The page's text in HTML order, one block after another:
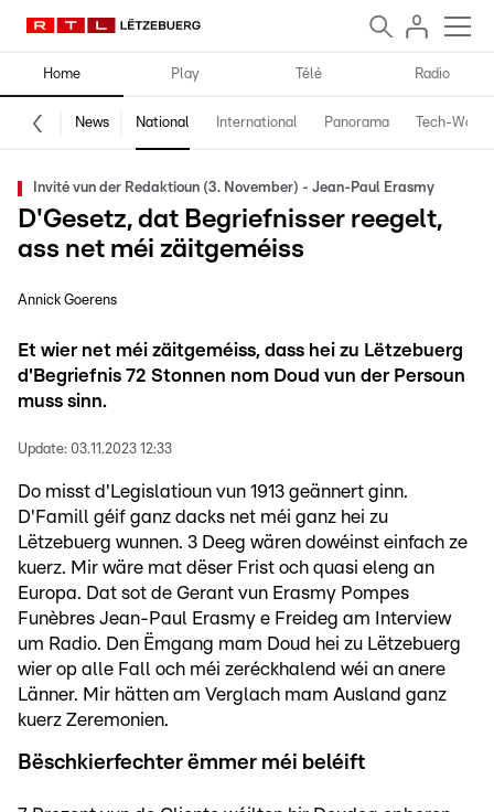
Home Play Télé Radio
News National International Panorama Tech-World
Invité vun der Redaktioun (3. November) - Jean-Paul Erasmy
D'Gesetz, dat Begriefnisser reegelt,
ass net méi zäitgeméiss
Annick Goerens
Et wier net méi zäitgeméiss, dass hei zu Lëtzebuerg
d'Begriefnis 72 Stonnen nom Doud vun der Persoun
muss sinn.
Update: 03.11.2023 12:33
Do misst d'Legislatioun vun 1913 geännert ginn.
D'Famill géif ganz dacks net méi ganz hei zu
Lëtzebuerg wunnen. 3 Deeg wären dowéinst einfach ze
kuerz. Mir wäre mat dëser Frist och quasi eleng an
Europa. Dat sot de Gerant vun Erasmy Pompes
Funèbres Jean-Paul Erasmy e Freideg am Interview
um Radio. Den Ëmgang mam Doud hei zu Lëtzebuerg
wier op alle Fall och méi zeréckhalend wéi an anere
Länner. Mir hätten am Verglach mam Ausland ganz
kuerz Zeremonien.
Bëschkierfechter ëmmer méi beléift